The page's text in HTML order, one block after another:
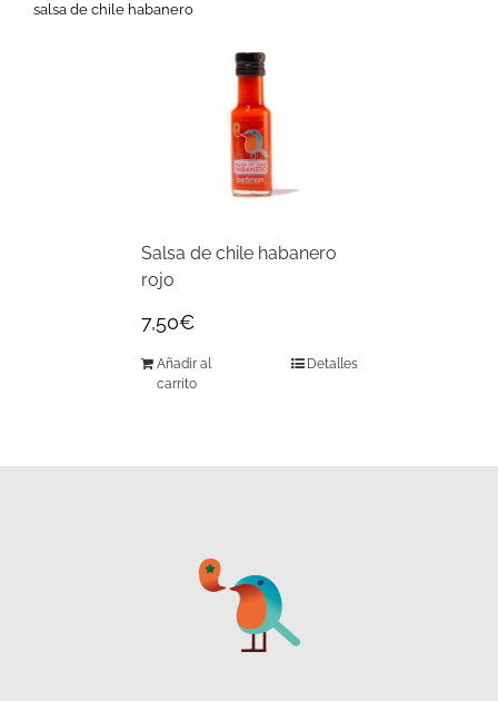
salsa de chile habanero
Salsa de chile habanero
rojo
7,50€
Añadir al
carrito
Detalles